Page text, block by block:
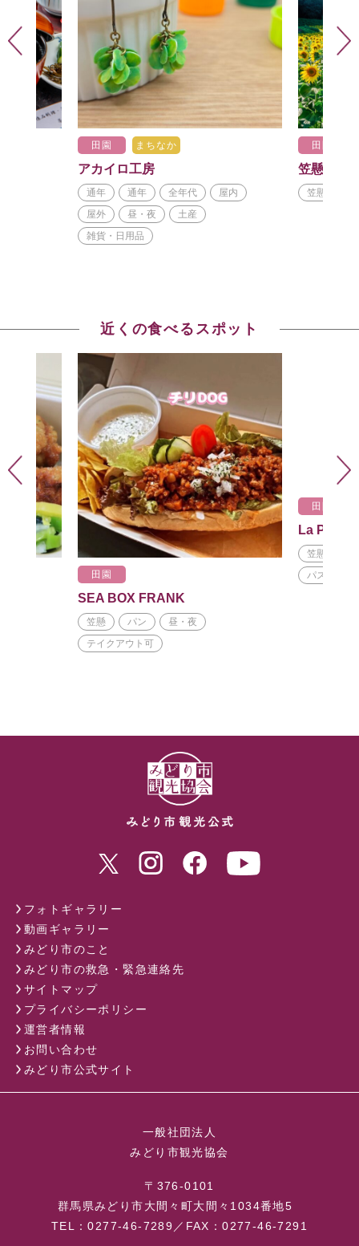
田園 まちなか
アカイロ工房
通年 通年 全年代
屋内
屋外
昼・夜
土産
雑貨・日用品
田園
笠懸町吹
笠懸
近くの食べるスポット
田園
SEA BOX FRANK
笠懸 パン
昼・夜
テイクアウト可
田園
La Porte
笠懸
パスタ
フォトギャラリー
動画ギャラリー
みどり市のこと
みどり市の救急・緊急連絡先
サイトマップ
プライバシーポリシー
運営者情報
お問い合わせ
みどり市公式サイト
一般社団法人
みどり市観光協会
〒376-0101
群馬県みどり市大間々町大間々1034番地5
TEL：0277-46-7289／FAX：0277-46-7291